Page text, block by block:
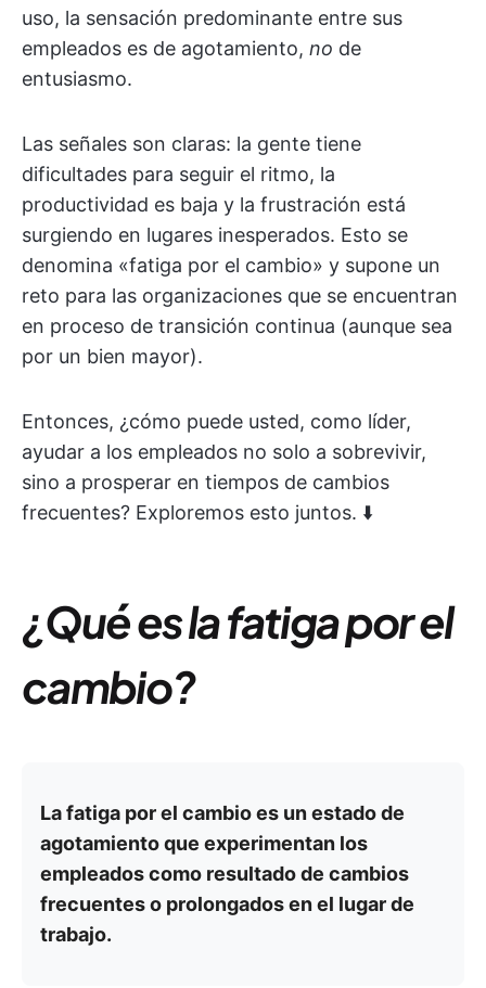
uso, la sensación predominante entre sus
empleados es de agotamiento, no de
entusiasmo.
Las señales son claras: la gente tiene
dificultades para seguir el ritmo, la
productividad es baja y la frustración está
surgiendo en lugares inesperados. Esto se
denomina «fatiga por el cambio» y supone un
reto para las organizaciones que se encuentran
en proceso de transición continua (aunque sea
por un bien mayor).
Entonces, ¿cómo puede usted, como líder,
ayudar a los empleados no solo a sobrevivir,
sino a prosperar en tiempos de cambios
frecuentes? Exploremos esto juntos. ⬇️
¿Qué es la fatiga por el
cambio?
La fatiga por el cambio es un estado de
agotamiento que experimentan los
empleados como resultado de cambios
frecuentes o prolongados en el lugar de
trabajo.